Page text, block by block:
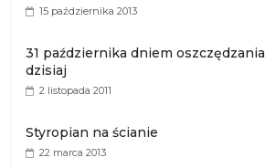
15 października 2013
31 października dniem
dzisiaj
2 listopada 2011
Styropian na ścianie
22 marca 2013